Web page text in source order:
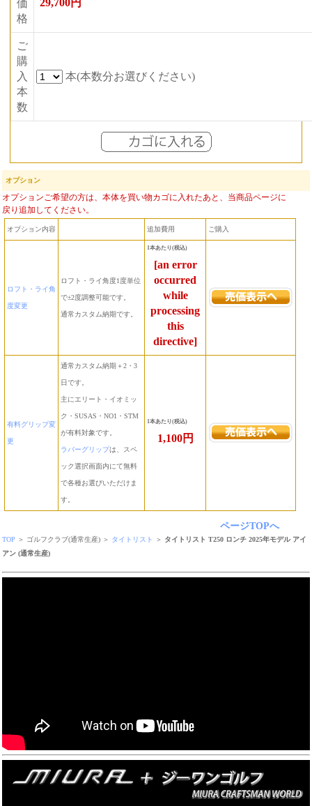
価
格
29,700円
ご
購
入
本
数
本(本数分お選びください)
オプション
オプションご希望の方は、本体を買い物カゴに入れたあと、当商品ページに
戻り追加してください。
オプション内容 追加費用 ご購入
ロフト・ライ角
度変更
ロフト・ライ角度1度単位
で±2度調整可能です。
通常カスタム納期です。
1本あたり(税込)
[an error
occurred
while
processing
this
directive]
有料グリップ変
更
通常カスタム納期＋2・3
日です。
主にエリート・イオミッ
ク・SUSAS・NO1・STM
が有料対象です。
ラバーグリップは、スペ
ック選択画面内にて無料
で各種お選びいただけま
す。
1本あたり(税込)
1,100円
ページTOPへ
TOP ＞ ゴルフクラブ(通常生産) ＞ タイトリスト ＞ タイトリスト T250 ロンチ 2025年モデル アイ
アン (通常生産)